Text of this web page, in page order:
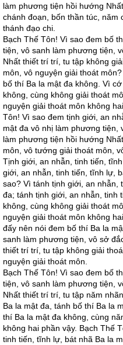
làm phương tiện hồi hướng
chánh đoạn, bốn thần túc, năm
thánh đạo chi.
Bạch Thế Tôn! Vì sao đem bố
tiện, vô sanh làm phương tiện,
Nhất thiết trí trí, tu tập không
môn, vô nguyện giải thoát
bố thí Ba la mật đa không. Vì
không, cùng không giải thoát
nguyện giải thoát môn không
Tôn! Vì sao đem tịnh giới, an
mật đa vô nhị làm phương tiện,
làm phương tiện hồi hướng
môn, vô tướng giải thoát môn,
Tịnh giới, an nhẫn, tinh tiến,
giới, an nhẫn, tinh tiến, tĩnh lự,
sao? Vì tánh tịnh giới, an nhẫn,
đa; tánh tịnh giới, an nhẫn, tinh
không, cùng không giải thoát
nguyện giải thoát môn không
đấy nên nói đem bố thí Ba la
sanh làm phương tiện, vô sở
thiết trí trí, tu tập không giải
nguyện giải thoát môn.
Bạch Thế Tôn! Vì sao đem bố
tiện, vô sanh làm phương tiện,
Nhất thiết trí trí, tu tập năm
Ba la mật đa, tánh bố thí Ba la
thí Ba la mật đa không, cùng
không hai phần vậy. Bạch Thế
tinh tiến, tĩnh lự, bát nhã Ba la